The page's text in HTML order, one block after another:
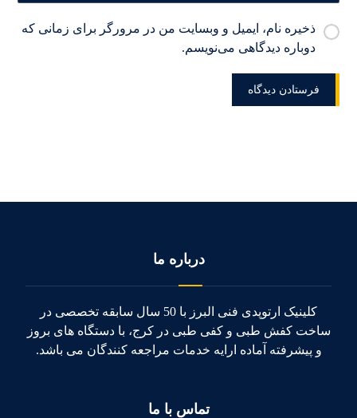
ذخیره نام، ایمیل و وبسایت من در مرورگر برای زمانی که
دوباره دیدگاهی می‌نویسم.
درباره ما
کلینیک ارتوپدی فنی البرز با 50 سال سابقه تخصصی در
ساخت کفش طبی و کفی طبی در کرج، با دستگاه های بروز
و پیشرفته آماده ارایه خدمات مراجعه کنندگان می باشد.
تماس با ما